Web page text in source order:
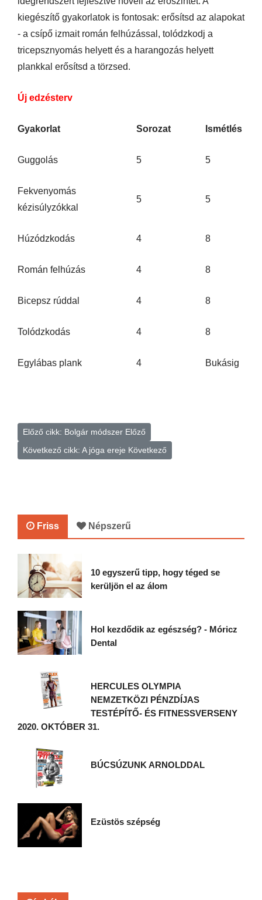
kiegészítő gyakorlatok is fontosak: erősítsd az alapokat
- a csípő izmait román felhúzással, tolódzkodj a
tricepsznyomás helyett és a harangozás helyett
plankkal erősítsd a törzsed.
Új edzésterv
Gyakorlat Sorozat Ismétlés
Guggolás 5 5
Fekvenyomás
kézisúlyzókkal
5 5
Húzódzkodás 4 8
Román felhúzás 4 8
Bicepsz rúddal 4 8
Tolódzkodás 4 8
Egylábas plank 4 Bukásig
Előző cikk: Bolgár módszer Előző
Következő cikk: A jóga ereje Következő
Friss Népszerű
10 egyszerű tipp, hogy téged se
kerüljön el az álom
Hol kezdődik az egészség? - Móricz
Dental
HERCULES OLYMPIA
NEMZETKÖZI PÉNZDÍJAS
TESTÉPÍTŐ- ÉS FITNESSVERSENY
2020. OKTÓBER 31.
BÚCSÚZUNK ARNOLDDAL
Ezüstös szépség